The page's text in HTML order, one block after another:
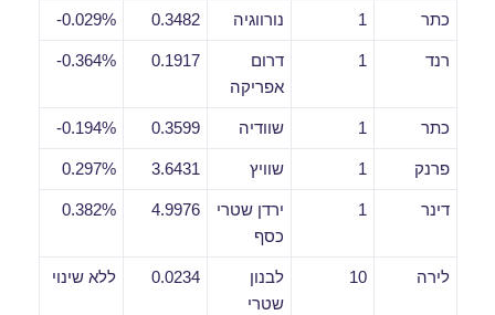
כתר 1 נורווגיה 0.3482
0.029%-
רנד 1
דרום
אפריקה
0.1917
0.364%-
כתר 1 שוודיה 0.3599
0.194%-
פרנק 1 שוויץ 3.6431
0.297%
דינר 1
ירדן שטרי
כסף
4.9976
0.382%
לירה 10
לבנון
שטרי
0.0234 ללא שינוי